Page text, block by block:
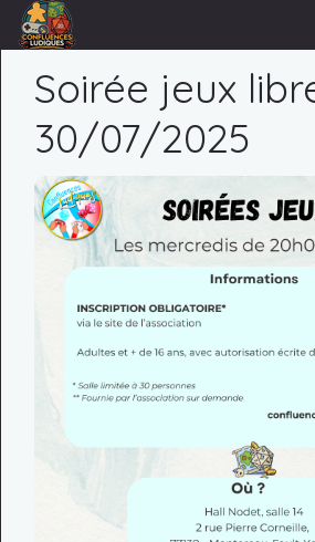
ADHÉRER
AGENDA
ACTUS
PARTENAIRES
CONTACT
Soirée jeux
30/07/2025